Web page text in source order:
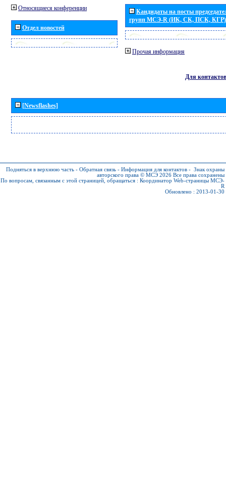
Относящиеся конференции
Отдел новостей
Кандидаты на посты
групп МСЭ-R (ИК, СК, ПСК, КГР)
Прочая информация
Для контактов
[Newsflashes]
Подняться в верхнюю часть - Обратная связь - Информация для контактов - Знак охраны
авторского права © МСЭ 2026 Все права сохранены
По вопросам, связанным с этой страницей, обращаться : Координатор Web-страницы МСЭ-
R
Обновлено : 2013-01-30